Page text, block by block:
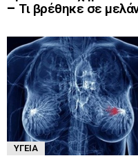
– Τι βρέθηκε σε
ΥΓΕΊΑ